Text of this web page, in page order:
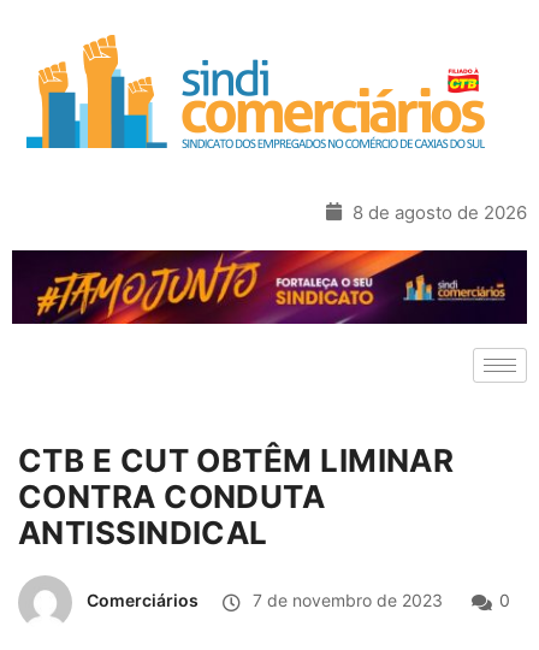
8 de agosto de 2026
CTB E CUT OBTÊM LIMINAR
CONTRA CONDUTA
ANTISSINDICAL
Comerciários 7 de novembro de 2023 0